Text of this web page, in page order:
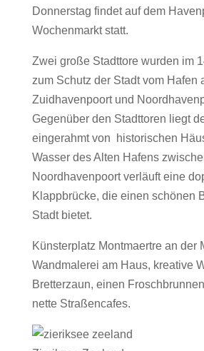
Donnerstag findet auf dem
Wochenmarkt statt.
Zwei große Stadttore wurden im
zum Schutz der Stadt vom Hafen
Zuidhavenpoort und
Gegenüber den Stadttoren liegt
eingerahmt von historischen
Wasser des Alten Hafens
Noordhavenpoort verläuft eine
Klappbrücke, die einen schönen
Stadt bietet.
Künsterplatz Montmaertre an der
Wandmalerei am Haus, kreative
Bretterzaun, einen
nette Straßencafes.